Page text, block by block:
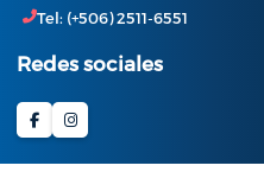
Tel: (+506) 2511-6551
Redes sociales